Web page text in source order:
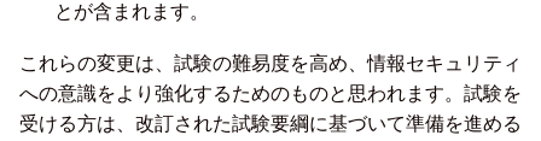
とが含まれます。
これらの変更は、試験の難易度を高め、情報セキュリティ
への意識をより強化するためのものと思われます。試験を
受ける方は、改訂された試験要綱に基づいて準備を進める